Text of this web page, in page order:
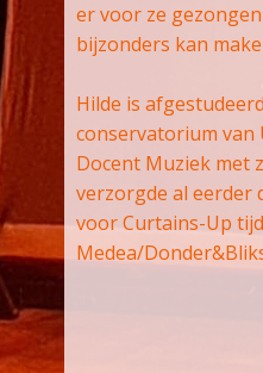
er voor ze
bijzonders kan
Hilde is
conservatorium van
Docent Muziek met
verzorgde al eerder
voor Curtains-Up
Medea/